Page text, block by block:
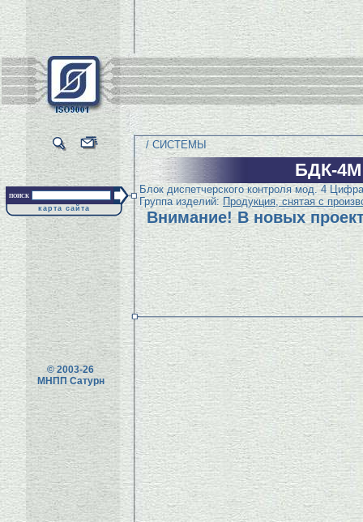
/ СИСТЕМЫ
поиск
карта сайта
БДК-
Блок диспетчерского контроля мод. 4
Группа изделий: Продукция, снятая с
Внимание! В новых
© 2003-26
МНПП Сатурн